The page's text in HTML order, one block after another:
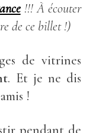
!!! À écouter
de ce billet !)
de vitrines
. Et je ne dis
!